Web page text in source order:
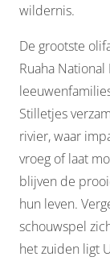
wildernis.
De grootste
Ruaha
Stilletjes
rivier, waar
vroeg of laat
blijven de
hun leven.
schouwspel
het zuiden ligt